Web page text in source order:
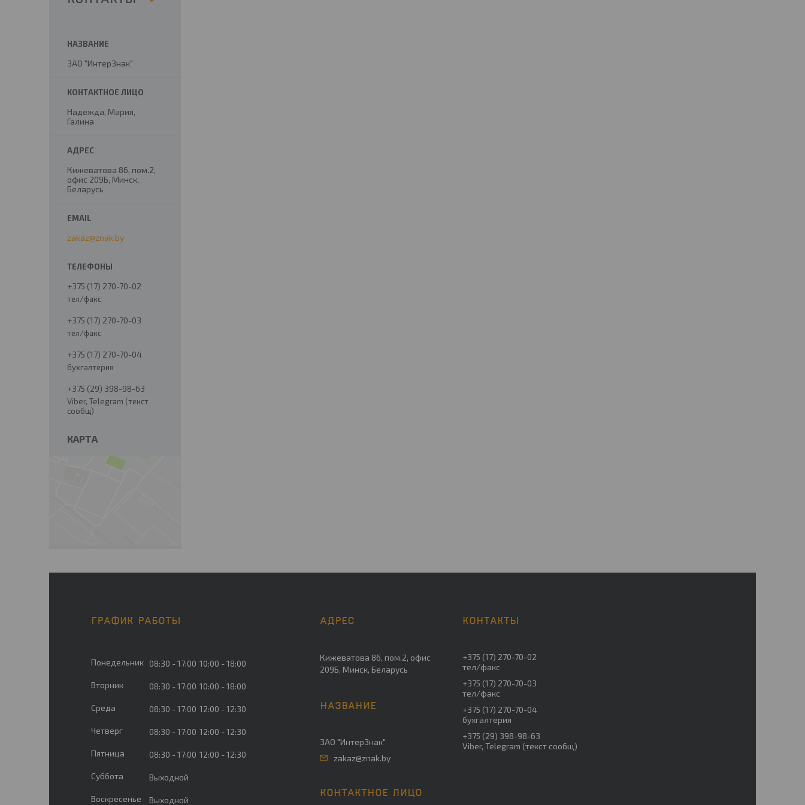
ЗАО "ИнтерЗнак"
Надежда, Мария,
Галина
Кижеватова 86, пом.2,
офис 209Б, Минск,
Беларусь
zakaz@znak.by
+375 (17) 270-70-02
тел/факс
+375 (17) 270-70-03
тел/факс
+375 (17) 270-70-04
бухгалтерия
+375 (29) 398-98-63
Viber, Telegram (текст
сообщ)
КАРТА
ГРАФИК РАБОТЫ
Понедельник 08:30 17:00 10:00 18:00
Вторник 08:30 17:00 10:00 18:00
Среда 08:30 17:00 12:00 12:30
Четверг 08:30 17:00 12:00 12:30
Пятница 08:30 17:00 12:00 12:30
Суббота Выходной
Воскресенье Выходной
Кижеватова 86, пом.2, офис
209Б, Минск, Беларусь
ЗАО "ИнтерЗнак"
zakaz@znak.by
+375 (17) 270-70-02
тел/факс
+375 (17) 270-70-03
тел/факс
+375 (17) 270-70-04
бухгалтерия
+375 (29) 398-98-63
Viber, Telegram (текст сообщ)